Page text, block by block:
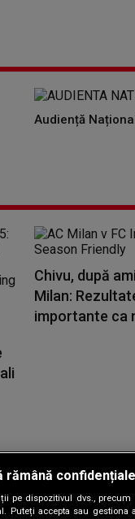
Audiență
Chivu, după
Milan:
importante ca
preferințele|
rămână confidențiale
pe dispozitivul dvs., precum
Puteți accepta sau gestiona